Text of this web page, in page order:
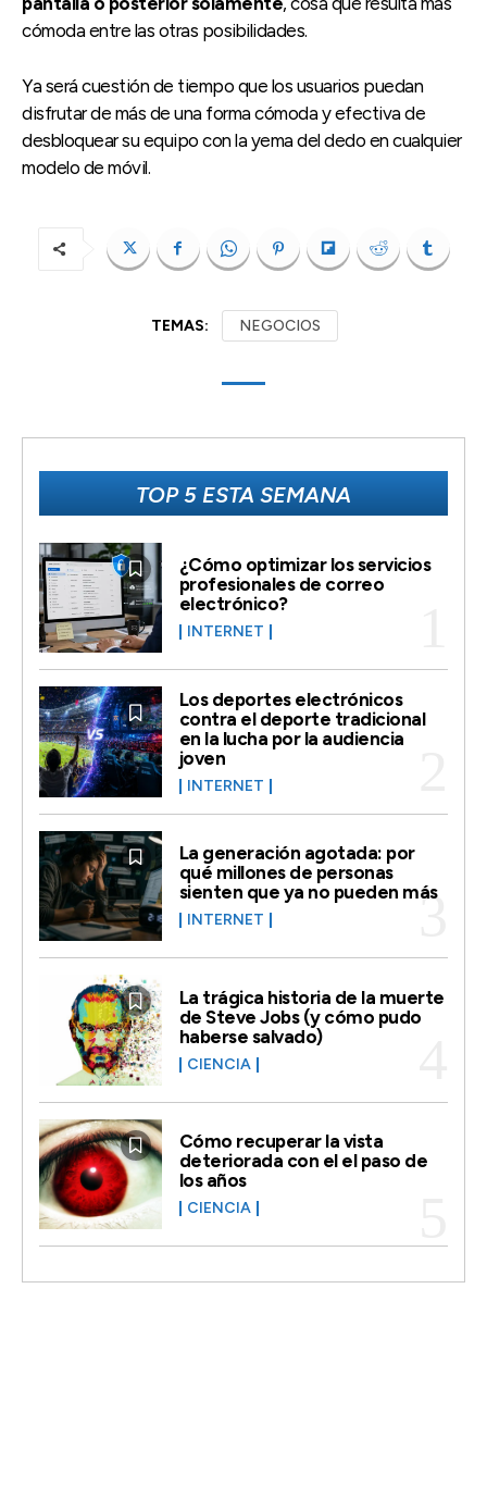
cómoda entre las otras posibilidades.
Ya será cuestión de tiempo que los usuarios puedan
disfrutar de más de una forma cómoda y efectiva de
desbloquear su equipo con la yema del dedo en cualquier
modelo de móvil.
TEMAS: NEGOCIOS
TOP 5 ESTA SEMANA
¿Cómo optimizar los servicios
profesionales de correo
electrónico?
INTERNET
Los deportes electrónicos
contra el deporte tradicional
en la lucha por la audiencia
joven
INTERNET
La generación agotada: por
qué millones de personas
sienten que ya no pueden más
INTERNET
La trágica historia de la muerte
de Steve Jobs (y cómo pudo
haberse salvado)
CIENCIA
Cómo recuperar la vista
deteriorada con el el paso de
los años
CIENCIA